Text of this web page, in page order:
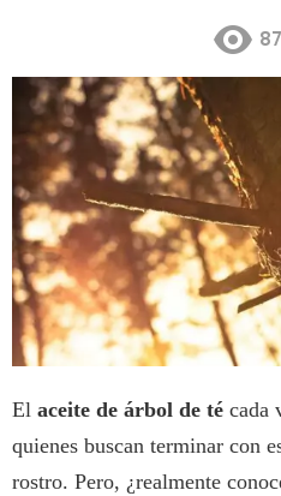
El aceite de árbol de té cada
quienes buscan terminar con
rostro. Pero, ¿realmente